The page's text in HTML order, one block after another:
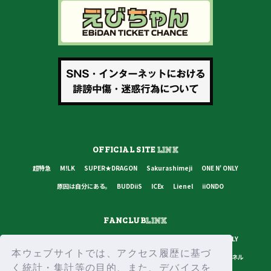
本ウェブサイトでは、アクセス履歴に基づ
く統計・集計等の目的、また、デバイスを
OFFICIAL SITELINK
超特急 M!LK SUPER★DRAGON Sakurashimeji
ONE N' ONLY
原因は自分にある。
BUDDiiS ICEx Lienel iiONDO
FANCLUBLINK
ONE N' ONLY
原因は自分にある。
BUDDiiS ICEx Lienel スターダストチャンネル